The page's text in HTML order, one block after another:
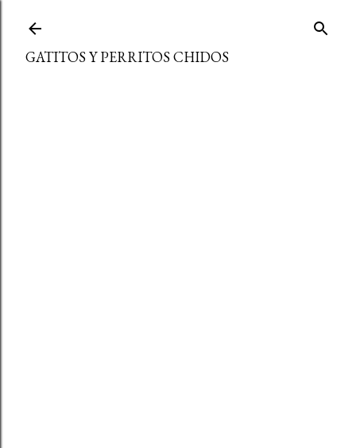
GATITOS Y PERRITOS CHIDOS